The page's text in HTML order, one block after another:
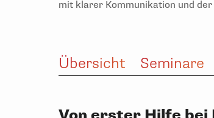
mit klarer Kommunikation und
Übersicht Seminare